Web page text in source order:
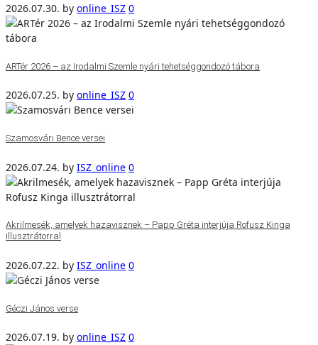
2026.07.30. by online_ISZ 0
ARTér 2026 – az Irodalmi Szemle nyári tehetséggondozó tábora
2026.07.25. by online_ISZ 0
Szamosvári Bence versei
2026.07.24. by ISZ_online 0
Akrilmesék, amelyek hazavisznek – Papp Gréta interjúja Rofusz Kinga
illusztrátorral
2026.07.22. by ISZ_online 0
Géczi János verse
2026.07.19. by online_ISZ 0